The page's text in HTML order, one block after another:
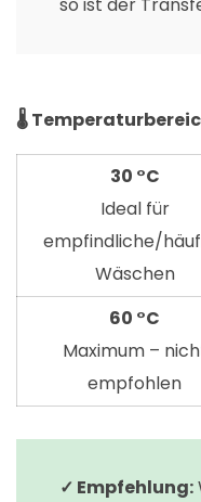
so ist der
🌡️
30 °C
Ideal für
empfindliche/
Wäschen
60 °C
Maximum –
empfohlen
✓ Empfehlung: